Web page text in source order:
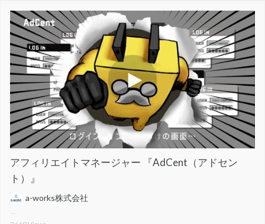
アフィリエイトマネージャー 『AdCent（アドセン
ト）』
a-works株式会社